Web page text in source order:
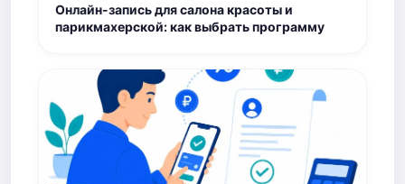
Онлайн-запись для салона красоты и
парикмахерской: как выбрать программу